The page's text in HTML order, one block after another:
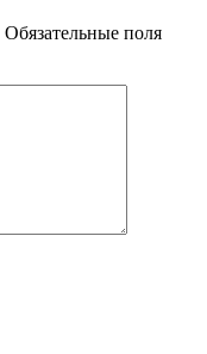
Обязательные поля